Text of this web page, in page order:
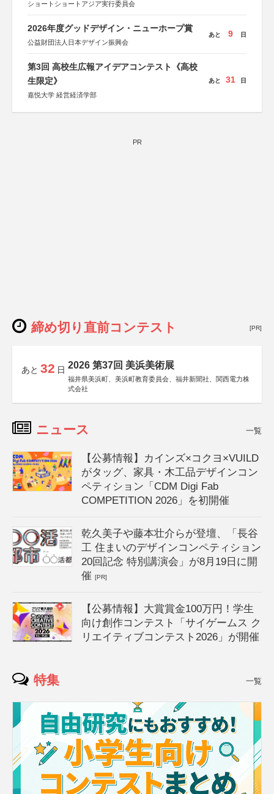
ショートショートアジア実行委員会
2026年度グッドデザイン・ニューホープ賞
公益財団法人日本デザイン振興会
あと 9 日
第3回 高校生広報アイデアコンテスト《高校
生限定》
嘉悦大学 経営経済学部
あと 31 日
PR
締め切り直前コンテスト [PR]
あと 32 日 2026 第37回 美浜美術展
福井県美浜町、美浜町教育委員会、福井新聞社、関西電力株
式会社
ニュース 一覧
【公募情報】カインズ×コクヨ×VUILD
がタッグ、家具・木工品デザインコン
ペティション「CDM Digi Fab
COMPETITION 2026」を初開催
乾久美子や藤本壮介らが登壇、「長谷
工 住まいのデザインコンペティション
20回記念 特別講演会」が8月19日に開
催[PR]
【公募情報】大賞賞金100万円！学生
向け創作コンテスト「サイゲームス ク
リエイティブコンテスト2026」が開催
特集 一覧